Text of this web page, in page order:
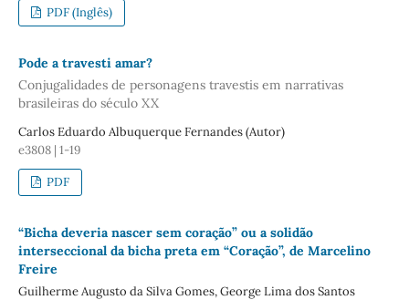
PDF (Inglês)
Pode a travesti amar?
Conjugalidades de personagens travestis em narrativas
brasileiras do século XX
Carlos Eduardo Albuquerque Fernandes (Autor)
e3808 | 1-19
PDF
“Bicha deveria nascer sem coração” ou a solidão
interseccional da bicha preta em “Coração”, de Marcelino
Freire
Guilherme Augusto da Silva Gomes, George Lima dos Santos